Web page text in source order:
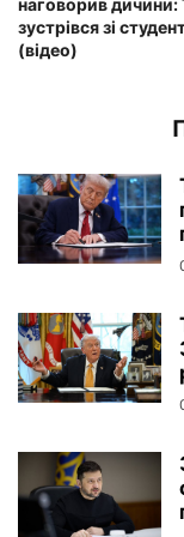
зустрівся зі
(відео)